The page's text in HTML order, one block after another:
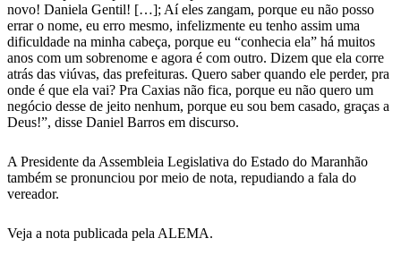
novo! Daniela Gentil! […]; Aí eles zangam, porque eu não posso
errar o nome, eu erro mesmo, infelizmente eu tenho assim uma
dificuldade na minha cabeça, porque eu “conhecia ela” há muitos
anos com um sobrenome e agora é com outro. Dizem que ela corre
atrás das viúvas, das prefeituras. Quero saber quando ele perder, pra
onde é que ela vai? Pra Caxias não fica, porque eu não quero um
negócio desse de jeito nenhum, porque eu sou bem casado, graças a
Deus!”, disse Daniel Barros em discurso.
A Presidente da Assembleia Legislativa do Estado do Maranhão
também se pronunciou por meio de nota, repudiando a fala do
vereador.
Veja a nota publicada pela ALEMA.